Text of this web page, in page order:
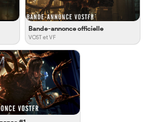
Bande-annonce officielle
VOST et VF